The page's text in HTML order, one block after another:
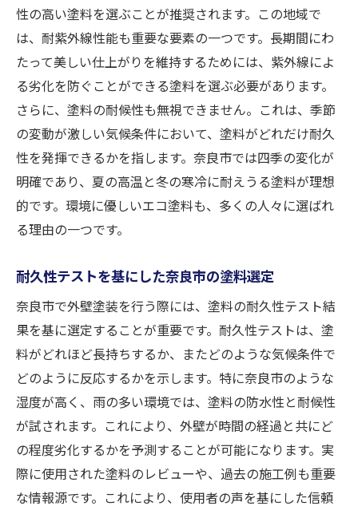
性の高い塗料を選ぶことが推奨されます。この地域で
は、耐紫外線性能も重要な要素の一つです。長期間にわ
たって美しい仕上がりを維持するためには、紫外線によ
る劣化を防ぐことができる塗料を選ぶ必要があります。
さらに、塗料の耐候性も無視できません。これは、季節
の変動が激しい気候条件において、塗料がどれだけ耐久
性を発揮できるかを指します。奈良市では四季の変化が
明確であり、夏の高温と冬の寒冷に耐えうる塗料が理想
的です。環境に優しいエコ塗料も、多くの人々に選ばれ
る理由の一つです。
耐久性テストを基にした奈良市の塗料選定
奈良市で外壁塗装を行う際には、塗料の耐久性テスト結
果を基に選定することが重要です。耐久性テストは、塗
料がどれほど長持ちするか、またどのような気候条件で
どのように反応するかを示します。特に奈良市のような
湿度が高く、雨の多い環境では、塗料の防水性と耐候性
が試されます。これにより、外壁が時間の経過と共にど
の程度劣化するかを予測することが可能になります。実
際に使用された塗料のレビューや、過去の施工例も重要
な情報源です。これにより、使用者の声を基にした信頼